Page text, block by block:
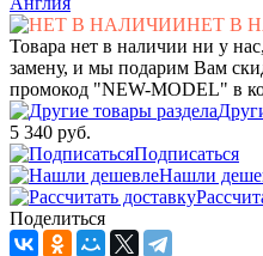
НЕТ В
Товара нет в наличии ни у
замену, и мы подарим Вам
промокод "NEW-MODEL" в
5 340 руб.
Подписаться
Нашли
Поделиться